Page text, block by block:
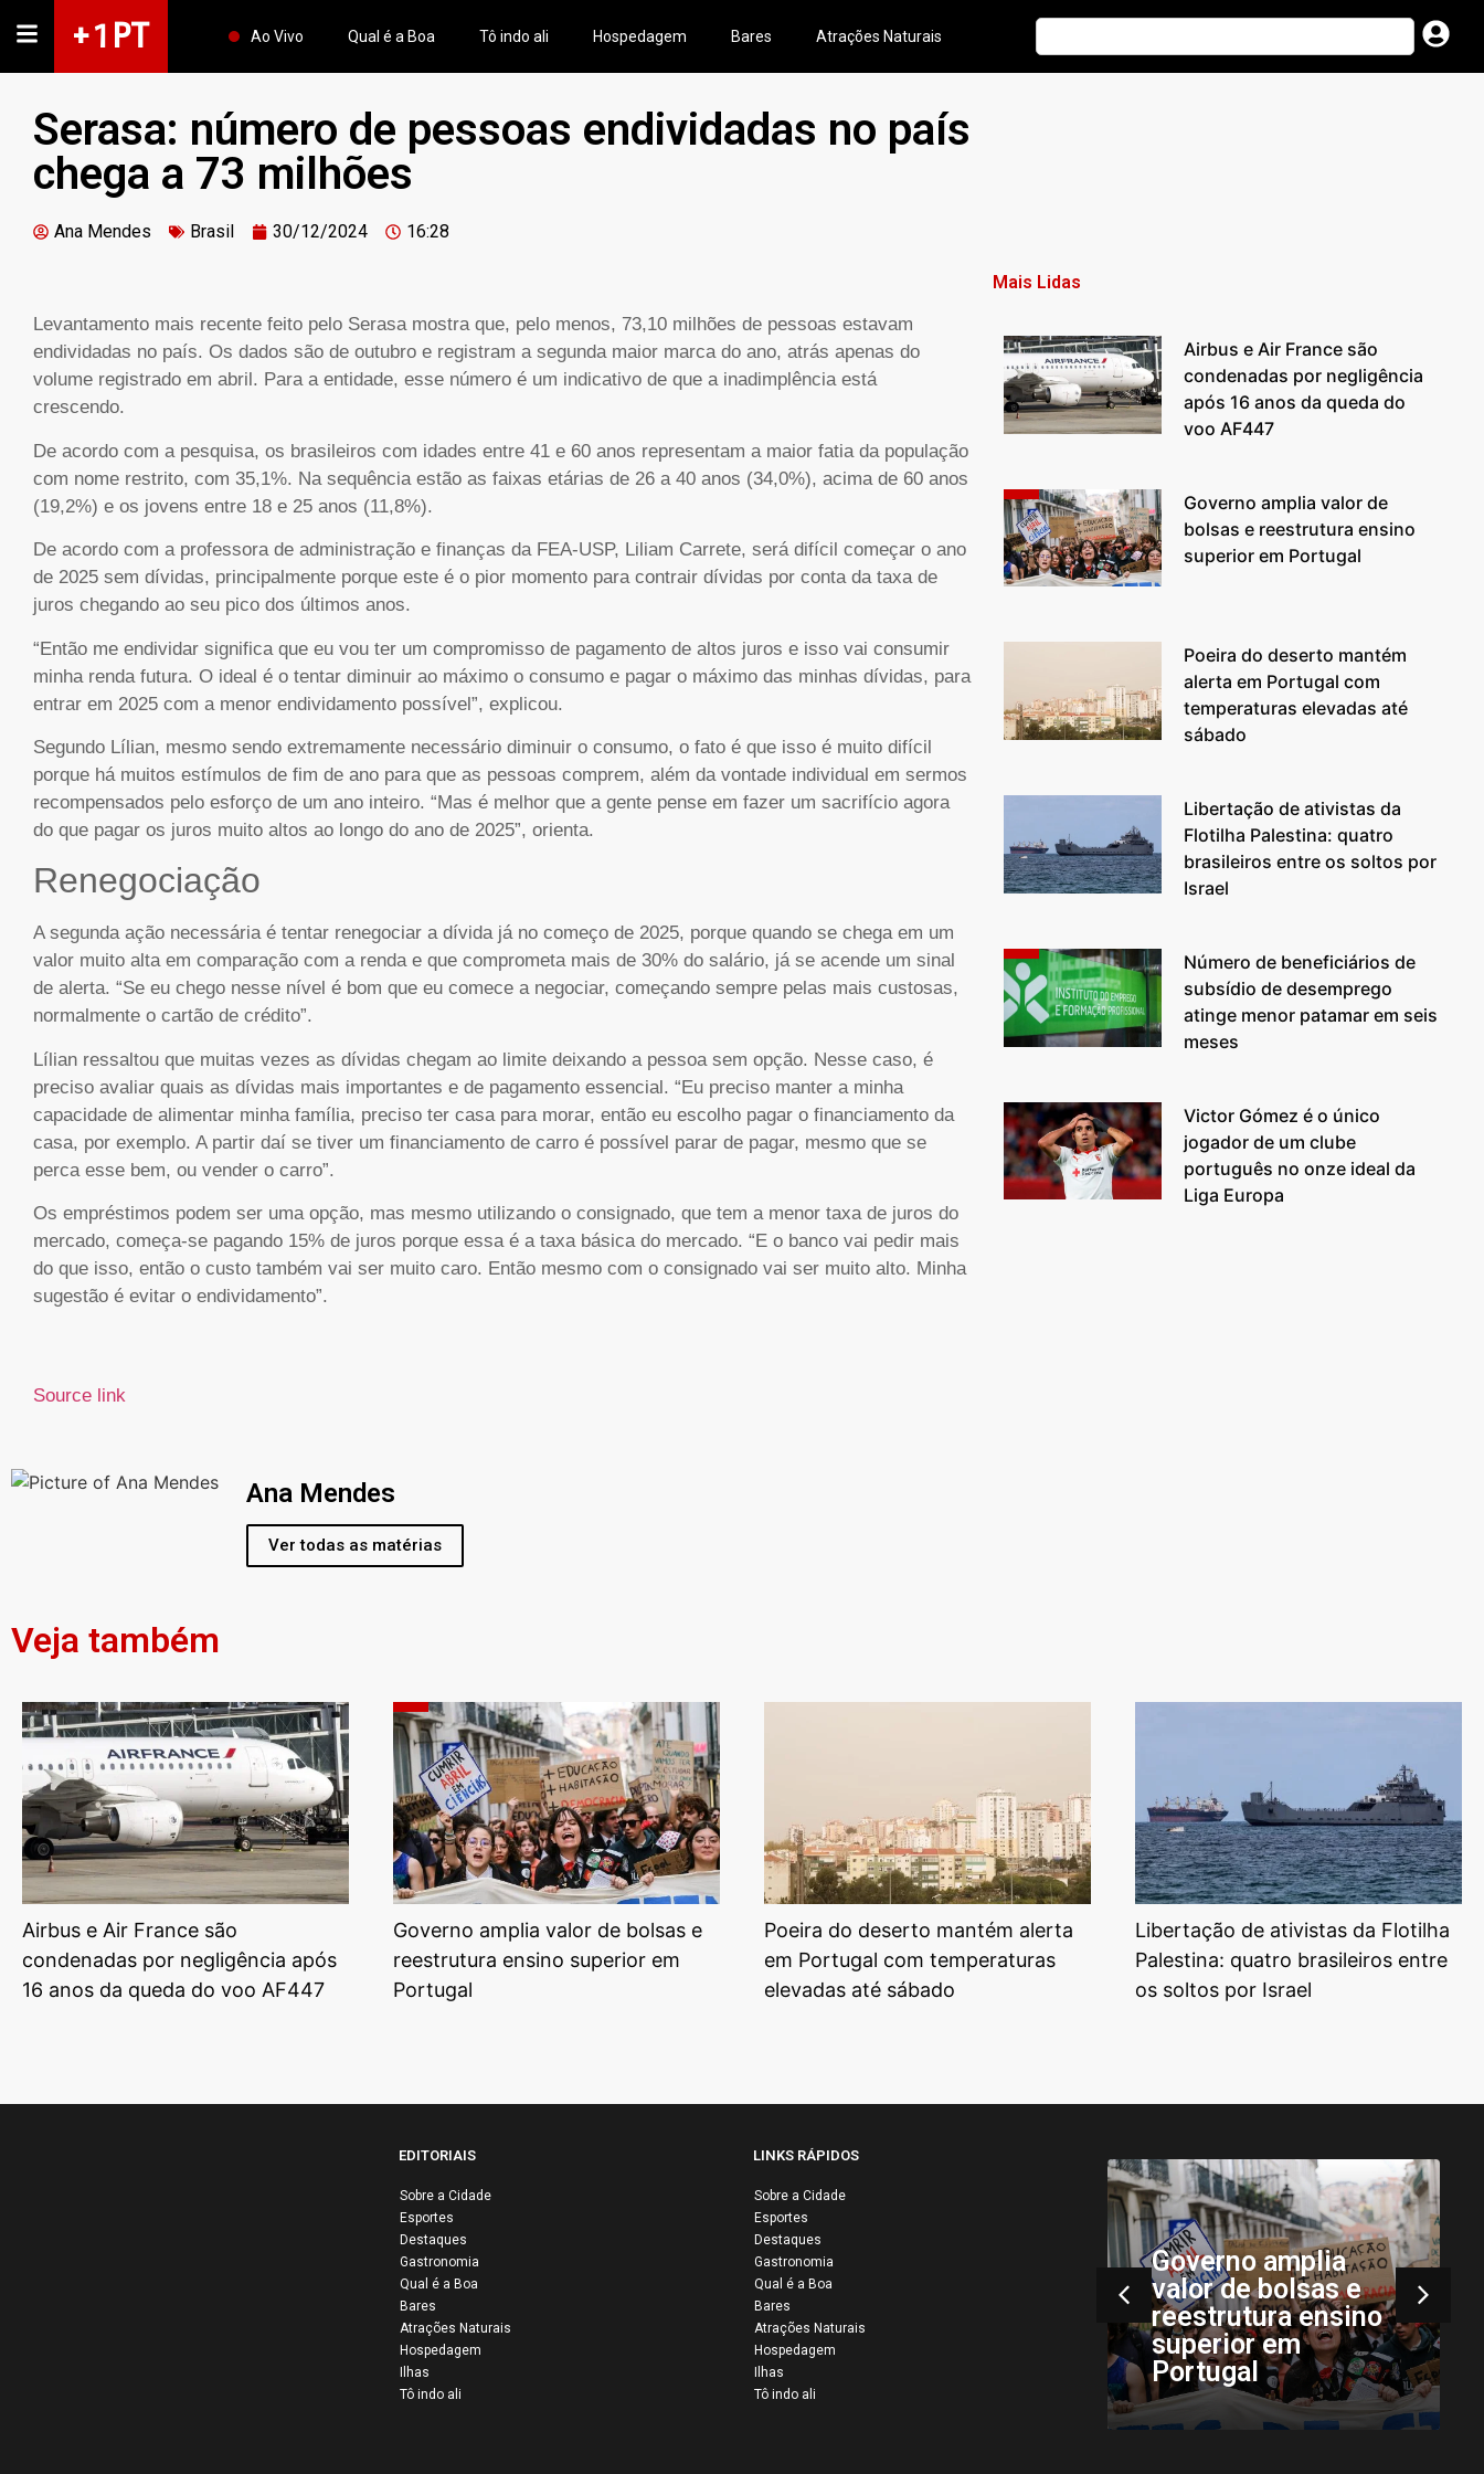
+ 1 PT Ao Vivo Qual é a Boa Tô indo ali Hospedagem Bares Atrações Naturais
Serasa: número de pessoas endividadas no país
chega a 73 milhões
Ana Mendes Brasil 30/12/2024 16:28
Levantamento mais recente feito pelo Serasa mostra que, pelo menos, 73,10 milhões de pessoas estavam
endividadas no país. Os dados são de outubro e registram a segunda maior marca do ano, atrás apenas do
volume registrado em abril. Para a entidade, esse número é um indicativo de que a inadimplência está
crescendo.
De acordo com a pesquisa, os brasileiros com idades entre 41 e 60 anos representam a maior fatia da população
com nome restrito, com 35,1%. Na sequência estão as faixas etárias de 26 a 40 anos (34,0%), acima de 60 anos
(19,2%) e os jovens entre 18 e 25 anos (11,8%).
De acordo com a professora de administração e finanças da FEA-USP, Liliam Carrete, será difícil começar o ano
de 2025 sem dívidas, principalmente porque este é o pior momento para contrair dívidas por conta da taxa de
juros chegando ao seu pico dos últimos anos.
“Então me endividar significa que eu vou ter um compromisso de pagamento de altos juros e isso vai consumir
minha renda futura. O ideal é o tentar diminuir ao máximo o consumo e pagar o máximo das minhas dívidas, para
entrar em 2025 com a menor endividamento possível”, explicou.
Segundo Lílian, mesmo sendo extremamente necessário diminuir o consumo, o fato é que isso é muito difícil
porque há muitos estímulos de fim de ano para que as pessoas comprem, além da vontade individual em sermos
recompensados pelo esforço de um ano inteiro. “Mas é melhor que a gente pense em fazer um sacrifício agora
do que pagar os juros muito altos ao longo do ano de 2025”, orienta.
Renegociação
A segunda ação necessária é tentar renegociar a dívida já no começo de 2025, porque quando se chega em um
valor muito alta em comparação com a renda e que comprometa mais de 30% do salário, já se acende um sinal
de alerta. “Se eu chego nesse nível é bom que eu comece a negociar, começando sempre pelas mais custosas,
normalmente o cartão de crédito”.
Lílian ressaltou que muitas vezes as dívidas chegam ao limite deixando a pessoa sem opção. Nesse caso, é
preciso avaliar quais as dívidas mais importantes e de pagamento essencial. “Eu preciso manter a minha
capacidade de alimentar minha família, preciso ter casa para morar, então eu escolho pagar o financiamento da
casa, por exemplo. A partir daí se tiver um financiamento de carro é possível parar de pagar, mesmo que se
perca esse bem, ou vender o carro”.
Os empréstimos podem ser uma opção, mas mesmo utilizando o consignado, que tem a menor taxa de juros do
mercado, começa-se pagando 15% de juros porque essa é a taxa básica do mercado. “E o banco vai pedir mais
do que isso, então o custo também vai ser muito caro. Então mesmo com o consignado vai ser muito alto. Minha
sugestão é evitar o endividamento”.
Source link
Mais Lidas
Airbus e Air France são
condenadas por negligência
após 16 anos da queda do
voo AF447
Governo amplia valor de
bolsas e reestrutura ensino
superior em Portugal
Poeira do deserto mantém
alerta em Portugal com
temperaturas elevadas até
sábado
Libertação de ativistas da
Flotilha Palestina: quatro
brasileiros entre os soltos por
Israel
Número de beneficiários de
subsídio de desemprego
atinge menor patamar em seis
meses
Victor Gómez é o único
jogador de um clube
português no onze ideal da
Liga Europa
Ana Mendes
Ver todas as matérias
Veja também
Airbus e Air France são
condenadas por negligência após
16 anos da queda do voo AF447
Governo amplia valor de bolsas e
reestrutura ensino superior em
Portugal
Poeira do deserto mantém alerta
em Portugal com temperaturas
elevadas até sábado
Libertação de ativistas da Flotilha
Palestina: quatro brasileiros entre
os soltos por Israel
EDITORIAIS
Sobre a Cidade
Esportes
Destaques
Gastronomia
Qual é a Boa
Bares
Atrações Naturais
Hospedagem
Ilhas
Tô indo ali
LINKS RÁPIDOS
Sobre a Cidade
Esportes
Destaques
Gastronomia
Qual é a Boa
Bares
Atrações Naturais
Hospedagem
Ilhas
Tô indo ali
Libertação de
ativistas da Flotilha
Palestina: quatro
brasileiros entre os
Airbus e Air France
são condenadas
por negligência
após 16 anos da
queda do voo
Governo amplia
valor de bolsas e
reestrutura ensino
superior em
Portugal